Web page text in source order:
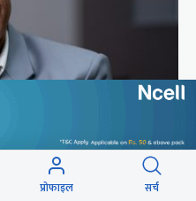
कारबाही हुँदैन’
प्रोफाइल सर्च